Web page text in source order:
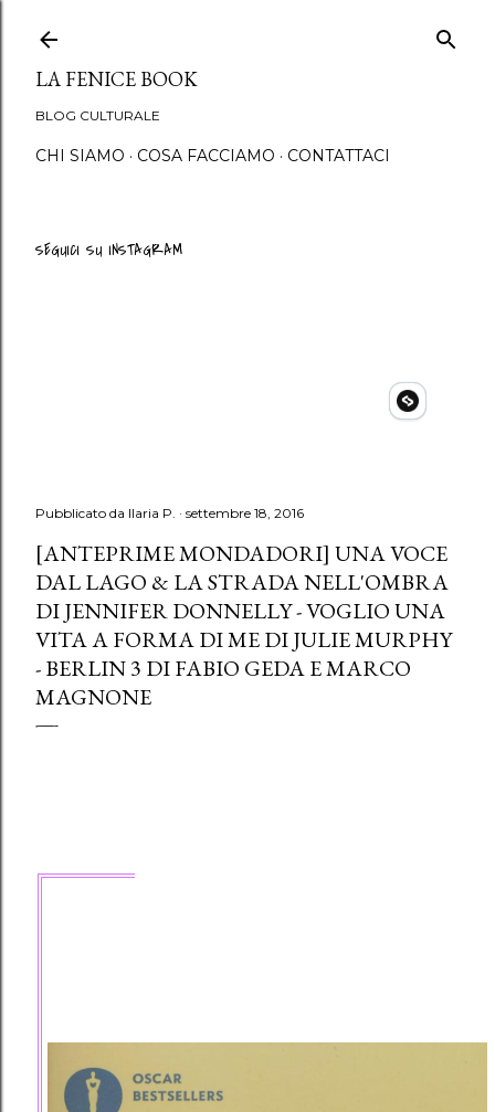
Passa ai contenuti
LA FENICE BOOK
BLOG CULTURALE
CHI SIAMO COSA FACCIAMO CONTATTACI
SEGUICI SU INSTAGRAM
Pubblicato da Ilaria P. settembre 18, 2016
[ANTEPRIME MONDADORI] UNA VOCE
DAL LAGO & LA STRADA NELL'OMBRA
DI JENNIFER DONNELLY - VOGLIO UNA
VITA A FORMA DI ME DI JULIE MURPHY
- BERLIN 3 DI FABIO GEDA E MARCO
MAGNONE